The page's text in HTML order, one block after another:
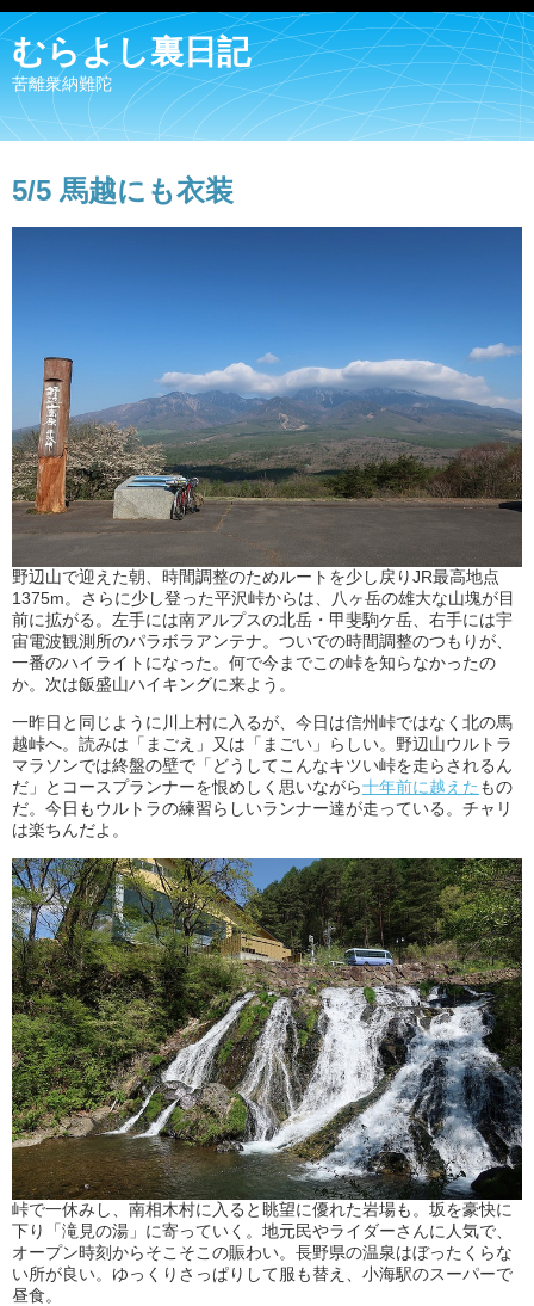
むらよし裏日記
苦離衆納難陀
5/5 馬越にも衣装
野辺山で迎えた朝、時間調整のためルートを少し戻りJR最高地点
1375m。さらに少し登った平沢峠からは、八ヶ岳の雄大な山塊が目
前に拡がる。左手には南アルプスの北岳・甲斐駒ケ岳、右手には宇
宙電波観測所のパラボラアンテナ。ついでの時間調整のつもりが、
一番のハイライトになった。何で今までこの峠を知らなかったの
か。次は飯盛山ハイキングに来よう。
一昨日と同じように川上村に入るが、今日は信州峠ではなく北の馬
越峠へ。読みは「まごえ」又は「まごい」らしい。野辺山ウルトラ
マラソンでは終盤の壁で「どうしてこんなキツい峠を走らされるん
だ」とコースプランナーを恨めしく思いながら十年前に越えた もの
だ。今日もウルトラの練習らしいランナー達が走っている。チャリ
は楽ちんだよ。
峠で一休みし、南相木村に入ると眺望に優れた岩場も。坂を豪快に
下り「滝見の湯」に寄っていく。地元民やライダーさんに人気で、
オープン時刻からそこそこの賑わい。長野県の温泉はぼったくらな
い所が良い。ゆっくりさっぱりして服も替え、小海駅のスーパーで
昼食。